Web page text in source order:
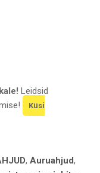
Leidsid
Küsi
, Auruahjud,